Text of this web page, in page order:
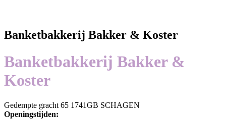
Banketbakkerij Bakker & Koster
Banketbakkerij Bakker &
Koster
Gedempte gracht 65 1741GB SCHAGEN
Openingstijden: